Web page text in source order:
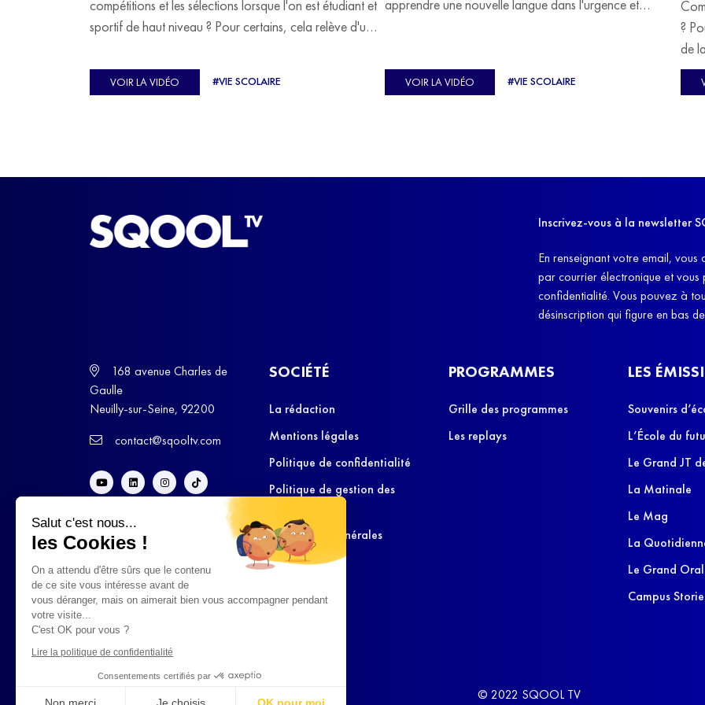
Salut c'est nous...
les Cookies !
On a attendu d'être sûrs que le contenu
de ce site vous intéresse avant de
vous déranger, mais on aimerait bien vous accompagner pendant
votre visite...
C'est OK pour vous ?
Lire la politique de confidentialité
Consentements certifiés par
compétitions et les sélections lorsque l'on est étudiant et
sportif de haut niveau ? Pour certains, cela relève d'un
Ulysse Soriano, vice-champion d'Europe de Horse-
ball, qui a failli abandonner ses études avant de
VOIR LA VIDÉO #VIE SCOLAIRE
apprendre une nouvelle langue dans l'urgence et
C'est l'histoire de nombreux réfugiés, et notamment
celle de Lisa Machukha, que nous vous proposons de
VOIR LA VIDÉO #VIE SCOLAIRE
?
de
Inscrivez-vous à la newsletter
En renseignant votre email,
par courrier électronique et
confidentialité. Vous pouvez à
désinscription qui figure en bas
168 avenue Charles de
Gaulle
Neuilly-sur-Seine, 92200
contact@sqooltv.com
SOCIÉTÉ
La rédaction
Mentions légales
Politique de confidentialité
Politique de gestion des
Conditions Générales
d’Utilisation
PROGRAMMES
Grille des programmes
Les replays
LES
Souvenirs
L’École du
Le Grand JT
La Matinale
Le Mag
La
Le Grand Oral
Campus
© 2022 SQOOL TV